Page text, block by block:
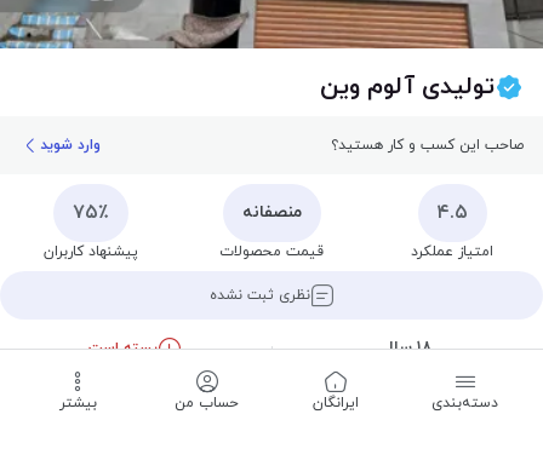
تولیدی آلوم وین
صاحب این کسب و کار هستید؟ وارد شوید
۴.۵
امتیاز عملکرد
منصفانه
قیمت محصولات
۷۵٪
پیشنهاد کاربران
نظری ثبت نشده
۱۸ سال
بسته است
دسته‌بندی ‌ایرانگان حساب من بیشتر